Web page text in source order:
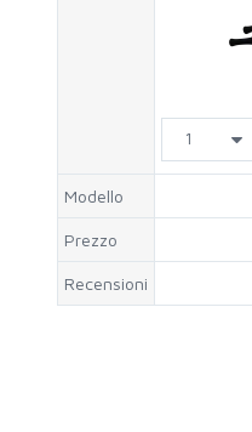
Modello
Prezzo
Recensioni